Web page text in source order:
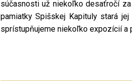
súčasnosti už niekoľko desaťročí
pamiatky Spišskej Kapituly stará
sprístupňujeme niekoľko expozícií a